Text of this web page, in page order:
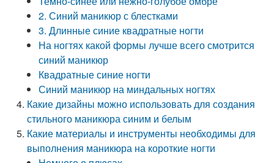
2. Синий маникюр с блестками
3. Длинные синие квадратные ногти
На ногтях какой формы лучше всего смотрится
синий маникюр
Квадратные синие ногти
Синий маникюр на миндальных ногтях
Какие дизайны можно использовать для создания
стильного маникюра синим и белым
Какие материалы и инструменты необходимы для
выполнения маникюра на короткие ногти